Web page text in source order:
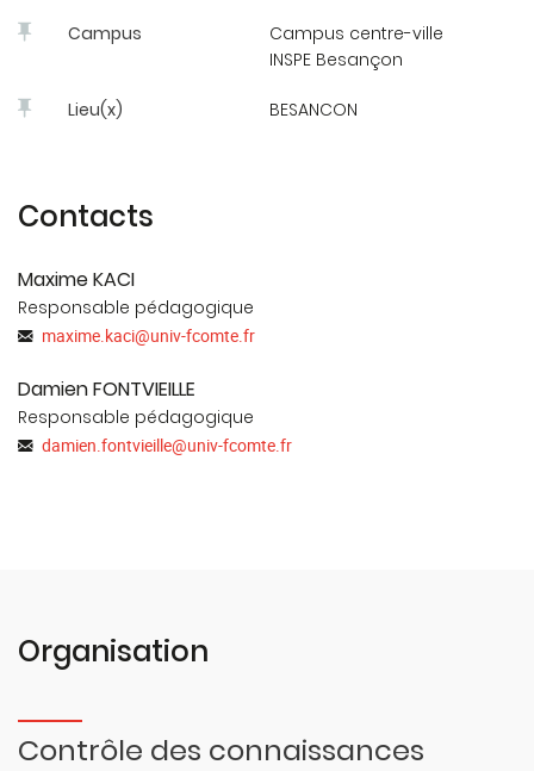
Campus
Campus centre-ville
INSPE Besançon
Lieu(x) BESANCON
Contacts
Maxime KACI
Responsable pédagogique
maxime.kaci@univ-fcomte.fr
Damien FONTVIEILLE
Responsable pédagogique
damien.fontvieille@univ-fcomte.fr
Organisation
Contrôle des connaissances